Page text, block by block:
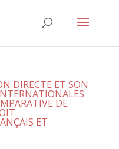
DIRECTE ET SON
DE
ET